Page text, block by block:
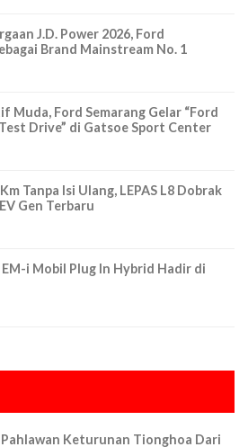
J.D. Power 2026, Ford
Brand Mainstream No. 1
Muda, Ford Semarang Gelar “Ford
Drive” di Gatsoe Sport Center
Tanpa Isi Ulang, LEPAS L8 Dobrak
Gen Terbaru
i Mobil Plug In Hybrid Hadir di
Pahlawan Keturunan Tionghoa Dari